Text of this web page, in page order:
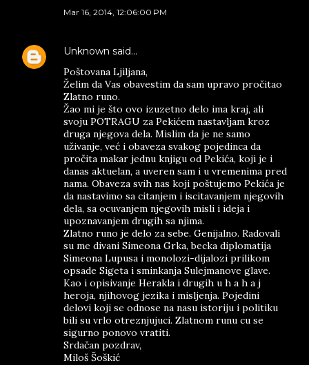
Mar 16, 2014, 12:06:00 PM
Unknown said…
Poštovana Ljiljana,
Želim da Vas obavestim da sam upravo pročitao
Zlatno runo.
Žao mi je što ovo izuzetno delo ima kraj, ali
svoju POTRAGU za Pekićem nastavljam kroz
druga njegova dela. Mislim da je ne samo
uživanje, već i obaveza svakog pojedinca da
pročita makar jednu knjigu od Pekića, koji je i
danas aktuelan, a uveren sam i u vremenima pred
nama. Obaveza svih nas koji poštujemo Pekića je
da nastavimo sa citanjem i iscitavanjem njegovih
dela, sa ocuvanjem njegovih misli i ideja i
upoznavanjem drugih sa njima.
Zlatno runo je delo za sebe. Genijalno. Radovali
su me divani Simeona Grka, becka diplomatija
Simeona Lupusa i monolozi-dijalozi prilikom
opsade Sigeta i sminkanja Sulejmanove glave.
Kao i opisivanje Herakla i drugih u h a h a j
heroja, njihovog jezika i misljenja. Pojedini
delovi koji se odnose na nasu istoriju i politiku
bili su vrlo otreznjujuci. Zlatnom runu cu se
sigurno ponovo vratiti.
Srdačan pozdrav,
Miloš Šoškić